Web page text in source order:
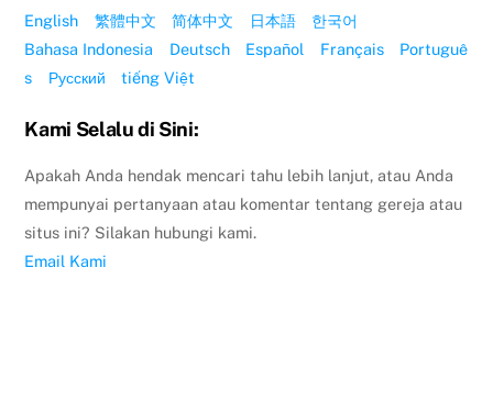
English 繁體中文 简体中文 日本語
한국어
Bahasa Indonesia
Deutsch Español Français
Portuguê
s
Русский tiếng Việt
Kami Selalu di Sini:
Apakah Anda hendak mencari tahu lebih lanjut, atau Anda
mempunyai pertanyaan atau komentar tentang gereja atau
situs ini? Silakan hubungi kami.
Email Kami